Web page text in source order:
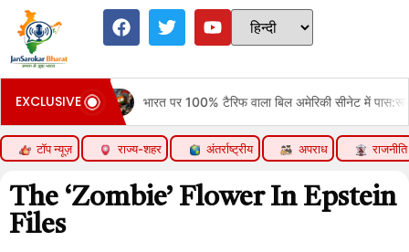
EXCLUSIVE
भारत पर 100% टैरिफ वाला बिल अमेरिकी सीनेट में पास:रूसी तेल खरीदने वाले 5 देशों पर
टॉप न्यूज़ राज्य-शहर अंतर्राष्ट्रीय अपराध राजनीति
The ‘Zombie’ Flower In Epstein
Files